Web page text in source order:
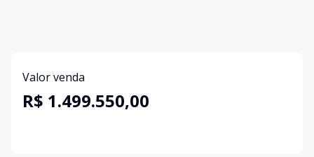
Valor venda
R$ 1.499.550,00